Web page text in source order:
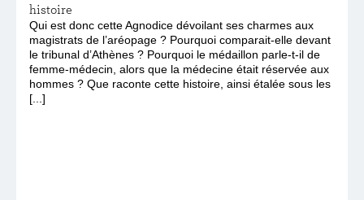
histoire
Qui est donc cette Agnodice dévoilant ses charmes aux
magistrats de l’aréopage ? Pourquoi comparait-elle devant
le tribunal d’Athènes ? Pourquoi le médaillon parle-t-il de
femme-médecin, alors que la médecine était réservée aux
hommes ? Que raconte cette histoire, ainsi étalée sous les
[...]